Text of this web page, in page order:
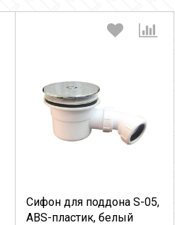
Сифон для поддона S-05,
ABS-пластик, белый
Выберите количество: